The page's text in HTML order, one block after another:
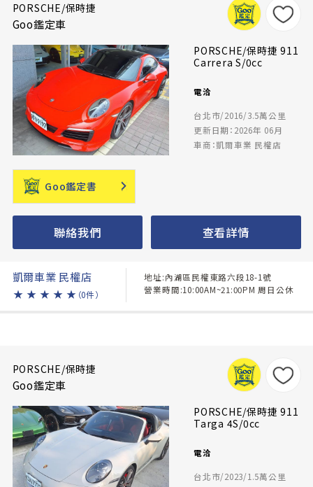
PORSCHE/保時捷
Goo鑑定車
PORSCHE/保時捷 911
Carrera S/0cc
電洽
台北市/2016/3.5萬公里
更新日期：2026年 06月
車商：凱爾車業 民權店
Goo鑑定書
聯絡我們 查看詳情
凱爾車業 民權店
★ ★ ★ ★ ★ （0件）
地址:內湖區民權東路六段18-1號
營業時間:10:00AM~21:00PM 周日公休
PORSCHE/保時捷
Goo鑑定車
PORSCHE/保時捷 911
Targa 4S/0cc
電洽
台北市/2023/1.5萬公里